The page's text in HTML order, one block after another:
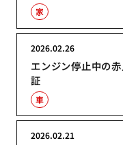
家
エンジン停止中の
証
2026.02.26
車
2026.02.21